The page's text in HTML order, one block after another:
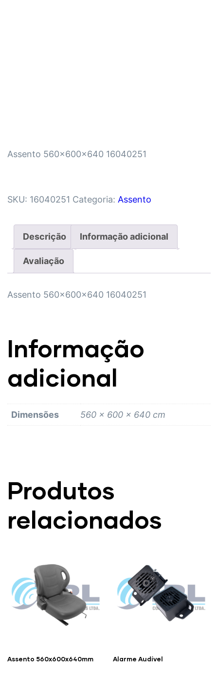
Assento 560x600x640 16040251
SKU: 16040251 Categoria: Assento
Descrição Informação adicional
Avaliação
Assento 560x600x640 16040251
Informação
adicional
Dimensões 560 × 600 × 640 cm
Produtos
relacionados
Assento 560x600x640mm Alarme Audível